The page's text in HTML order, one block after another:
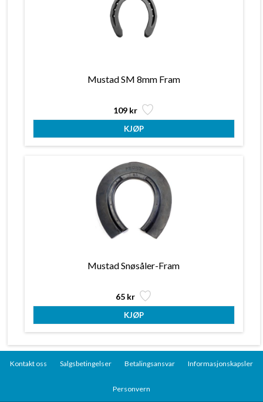
Mustad SM 8mm Fram
109 kr
Mustad Snøsåler-Fram
65 kr
Kontakt oss Salgsbetingelser Betalingsansvar Informasjonskapsler
Personvern